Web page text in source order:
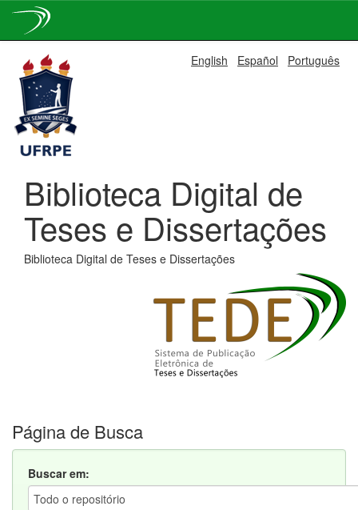
navigation
English Español Português
Biblioteca Digital de
Teses e Dissertações
Biblioteca Digital de Teses e Dissertações
Página de Busca
Buscar em: